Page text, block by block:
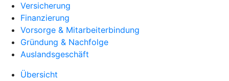
Versicherung
Finanzierung
Vorsorge & Mitarbeiterbindung
Gründung & Nachfolge
Auslandsgeschäft
Übersicht